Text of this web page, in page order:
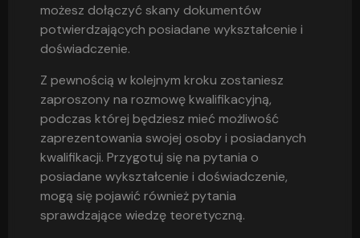
możesz dołączyć skany dokumentów
potwierdzających posiadane wykształcenie i
doświadczenie.
Z pewnością w kolejnym kroku zostaniesz
zaproszony na rozmowę kwalifikacyjną,
podczas której będziesz mieć możliwość
zaprezentowania swojej osoby i posiadanych
kwalifikacji. Przygotuj się na pytania o
posiadane wykształcenie i doświadczenie,
mogą się pojawić również pytania
sprawdzające wiedzę teoretyczną.